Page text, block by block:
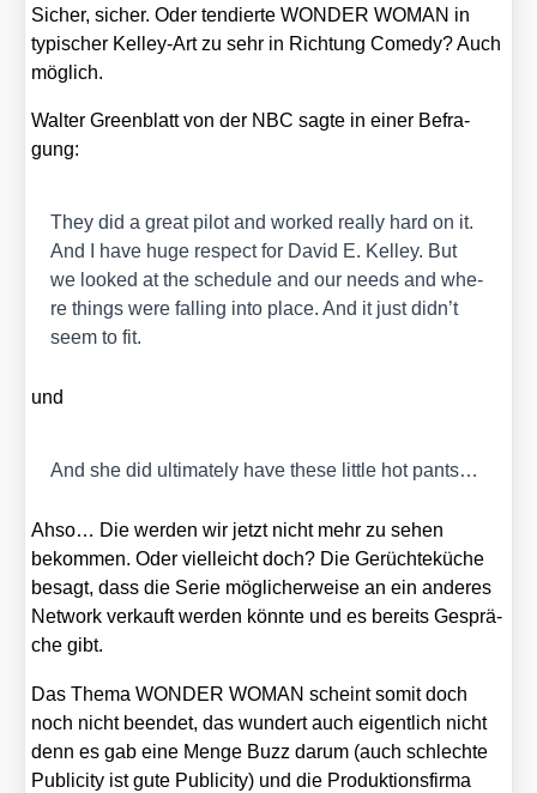
Sicher, sicher. Oder ten­dier­te WONDER WOMAN in
typi­scher Kel­ley-Art zu sehr in Rich­tung Come­dy? Auch
mög­lich.
Wal­ter Green­blatt von der NBC sag­te in einer Befra­
gung:
They did a gre­at pilot and work­ed real­ly hard on it.
And I have huge respect for David E. Kel­ley. But
we loo­ked at the sche­du­le and our needs and whe­
re things were fal­ling into place. And it just didn’t
seem to fit.
und
And she did ulti­m­ate­ly have the­se litt­le hot pants…
Ahso… Die wer­den wir jetzt nicht mehr zu sehen
bekom­men. Oder viel­leicht doch? Die Gerüch­te­kü­che
besagt, dass die Serie mög­li­cher­wei­se an ein ande­res
Net­work ver­kauft wer­den könn­te und es bereits Gesprä­
che gibt.
Das The­ma WONDER WOMAN scheint somit doch
noch nicht been­det, das wun­dert auch eigent­lich nicht
denn es gab eine Men­ge Buzz dar­um (auch schlech­te
Publi­ci­ty ist gute Publi­ci­ty) und die Pro­duk­ti­ons­fir­ma